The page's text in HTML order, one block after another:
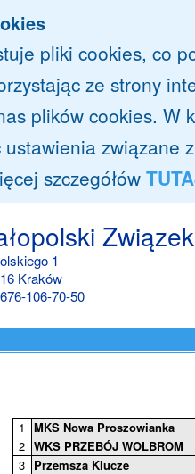
pliki cookies, co
ze strony
plików cookies. W
związane
szczegółów
1
Kraków
106-70-50
1
MKS Nowa Proszowianka
2 WKS PRZEBÓJ WOLBROM
3 Przemsza Klucze